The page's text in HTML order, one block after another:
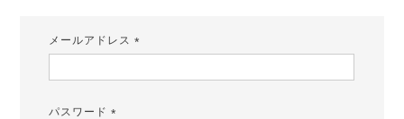
メールアドレス
パスワード